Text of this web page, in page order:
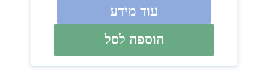
עוד מידע
הוספה לסל